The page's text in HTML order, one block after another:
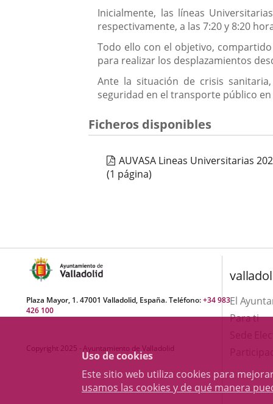
Uso de cookies
Este sitio web utiliza cookies para
usamos las cookies y de qué manera
Inicialmente, las líneas
respectivamente, a las 7:20 y 8:20
Todo ello con el objetivo,
para realizar los desplazamientos
Ante la situación de crisis
seguridad en el transporte público
Ficheros disponibles
AUVASA Lineas Universitarias
(1 página)
Plaza Mayor, 1. 47001 Valladolid, España. Teléfono:+34 983
426 100
Copyright 2025 - Ayuntamiento de Valladolid
El
Para ti